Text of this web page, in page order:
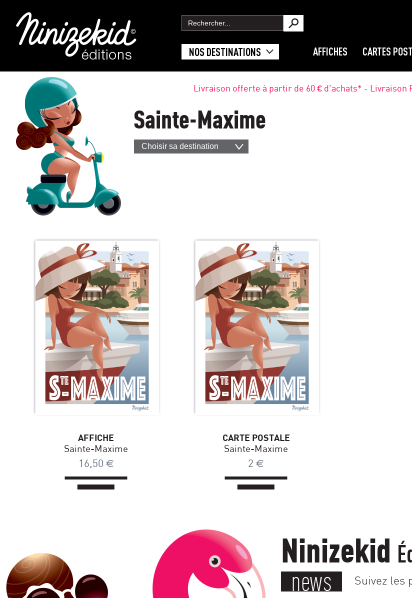
NOS DESTINATIONS AFFICHES CARTES
Livraison offerte à partir de 60 € d'achats* - Livraison
Sainte-Maxime
Choisir sa destination
AFFICHE
Sainte-Maxime
16,50 €
CARTE POSTALE
Sainte-Maxime
2 €
Ninizekid
news Suivez les